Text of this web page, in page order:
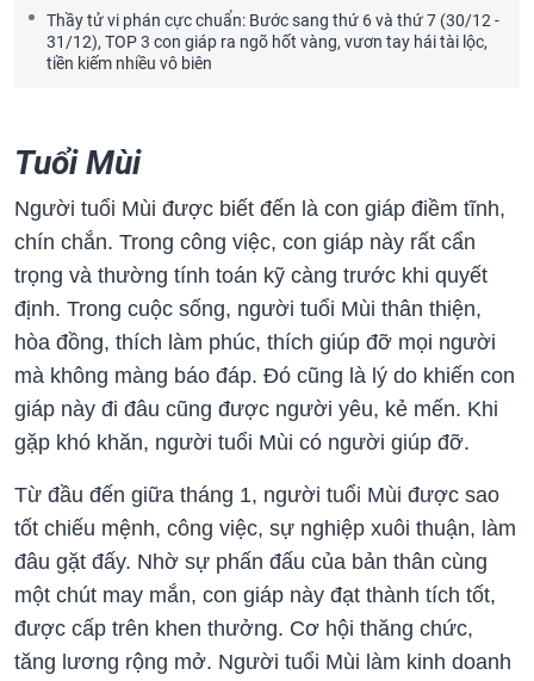
Thầy tử vi phán cực chuẩn: Bước sang thứ 6 và thứ 7 (30/12 -
31/12), TOP 3 con giáp ra ngõ hốt vàng, vươn tay hái tài lộc,
tiền kiếm nhiều vô biên
Tuổi Mùi
Người tuổi Mùi được biết đến là con giáp điềm tĩnh,
chín chắn. Trong công việc, con giáp này rất cẩn
trọng và thường tính toán kỹ càng trước khi quyết
định. Trong cuộc sống, người tuổi Mùi thân thiện,
hòa đồng, thích làm phúc, thích giúp đỡ mọi người
mà không màng báo đáp. Đó cũng là lý do khiến con
giáp này đi đâu cũng được người yêu, kẻ mến. Khi
gặp khó khăn, người tuổi Mùi có người giúp đỡ.
Từ đầu đến giữa tháng 1, người tuổi Mùi được sao
tốt chiếu mệnh, công việc, sự nghiệp xuôi thuận, làm
đâu gặt đấy. Nhờ sự phấn đấu của bản thân cùng
một chút may mắn, con giáp này đạt thành tích tốt,
được cấp trên khen thưởng. Cơ hội thăng chức,
tăng lương rộng mở. Người tuổi Mùi làm kinh doanh